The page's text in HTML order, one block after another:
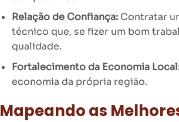
Relação de Confiança:Contratar
técnico que, se fizer um bom
qualidade.
Fortalecimento da Economia
economia da própria região.
Mapeando as